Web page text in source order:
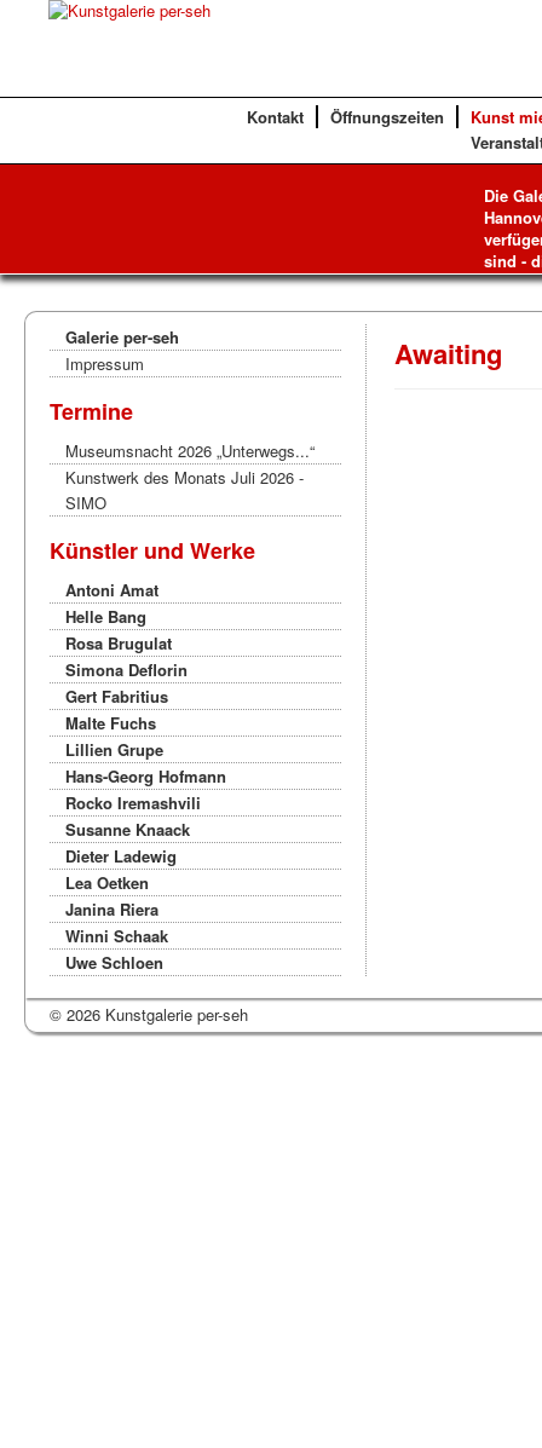
Kontakt Öffnungszeiten
Kunst
Die
sind -
Galerie per-seh
Impressum
Termine
Museumsnacht 2026 „Unterwegs...“
Kunstwerk des Monats Juli 2026 -
SIMO
Künstler und Werke
Antoni Amat
Helle Bang
Rosa Brugulat
Simona Deflorin
Gert Fabritius
Malte Fuchs
Lillien Grupe
Hans-Georg Hofmann
Rocko Iremashvili
Susanne Knaack
Dieter Ladewig
Lea Oetken
Janina Riera
Winni Schaak
Uwe Schloen
Awaiting
© 2026 Kunstgalerie per-seh